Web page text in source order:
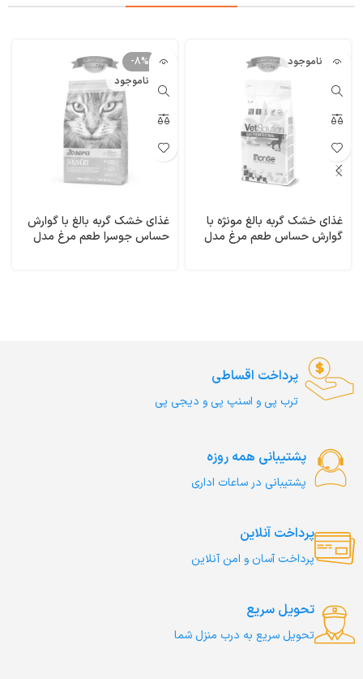
ناموجود
غذای خشک گربه بالغ مونژه با
گوارش حساس طعم مرغ مدل
-8%
ناموجود
غذای خشک گربه بالغ با گوارش
حساس جوسرا طعم مرغ مدل
پرداخت اقساطی
ترب‌ پی و اسنپ پی و دیجی پی
پشتیبانی همه روزه
پشتیبانی در ساعات اداری
پرداخت آنلاین
پرداخت آسان و امن آنلاین
تحویل سریع
تحویل سریع به درب منزل شما